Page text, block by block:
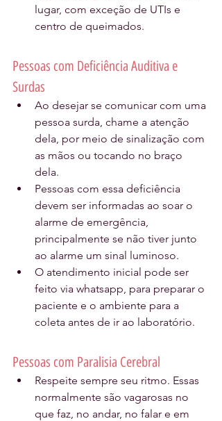
lugar, com exceção de UTIs e
centro de queimados.
Pessoas com Deficiência Auditiva e
Surdas
Ao desejar se comunicar com uma
pessoa surda, chame a atenção
dela, por meio de sinalização com
as mãos ou tocando no braço
dela.
Pessoas com essa deficiência
devem ser informadas ao soar o
alarme de emergência,
principalmente se não tiver junto
ao alarme um sinal luminoso.
O atendimento inicial pode ser
feito via whatsapp, para preparar o
paciente e o ambiente para a
coleta antes de ir ao laboratório.
Pessoas com Paralisia Cerebral
Respeite sempre seu ritmo. Essas
normalmente são vagarosas no
que faz, no andar, no falar e em